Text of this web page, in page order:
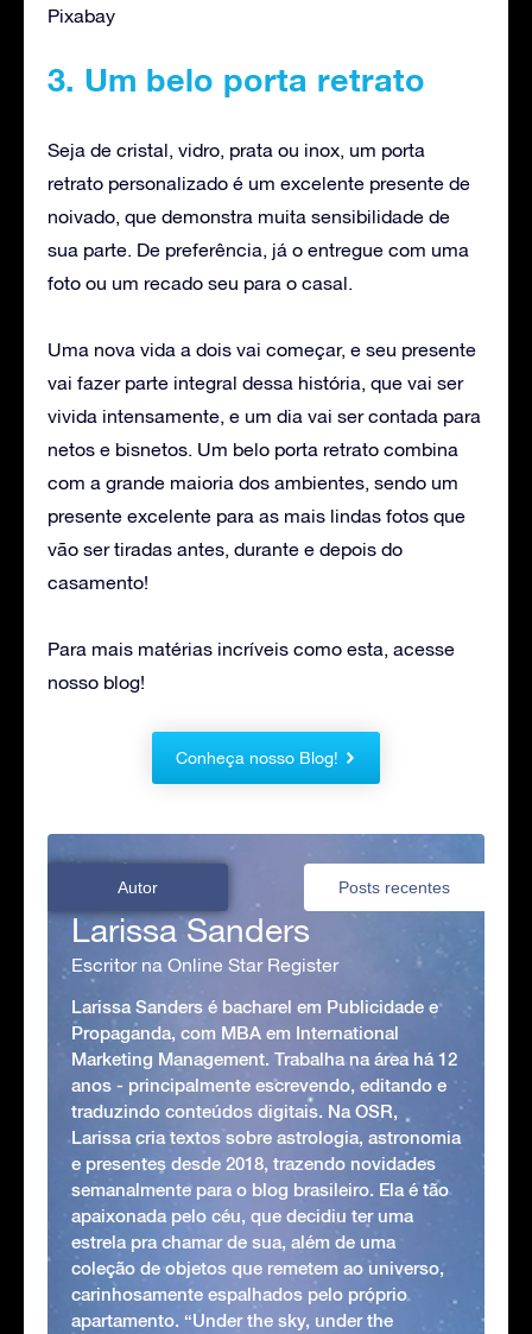
Pixabay
3. Um belo porta retrato
Seja de cristal, vidro, prata ou inox, um porta
retrato personalizado é um excelente presente de
noivado, que demonstra muita sensibilidade de
sua parte. De preferência, já o entregue com uma
foto ou um recado seu para o casal.
Uma nova vida a dois vai começar, e seu presente
vai fazer parte integral dessa história, que vai ser
vivida intensamente, e um dia vai ser contada para
netos e bisnetos. Um belo porta retrato combina
com a grande maioria dos ambientes, sendo um
presente excelente para as mais lindas fotos que
vão ser tiradas antes, durante e depois do
casamento!
Para mais matérias incríveis como esta, acesse
nosso blog!
Conheça nosso Blog!
Autor Posts recentes
Larissa Sanders
Escritor na Online Star Register
Larissa Sanders é bacharel em Publicidade e
Propaganda, com MBA em International
Marketing Management. Trabalha na área há 12
anos - principalmente escrevendo, editando e
traduzindo conteúdos digitais. Na OSR,
Larissa cria textos sobre astrologia, astronomia
e presentes desde 2018, trazendo novidades
semanalmente para o blog brasileiro. Ela é tão
apaixonada pelo céu, que decidiu ter uma
estrela pra chamar de sua, além de uma
coleção de objetos que remetem ao universo,
carinhosamente espalhados pelo próprio
apartamento. “Under the sky, under the